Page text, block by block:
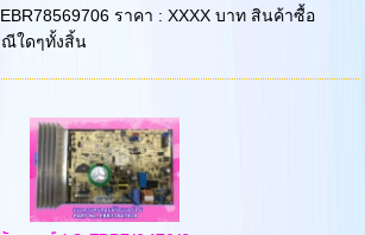
ราคา : XXXX บาท สินค้าซื้อ
ณีใดๆทั้งสิ้น